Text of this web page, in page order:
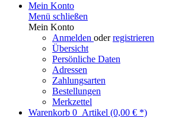
Mein Konto
Menü schließen
Mein Konto
Anmelden oderregistrieren
Übersicht
Persönliche Daten
Adressen
Zahlungsarten
Bestellungen
Merkzettel
Warenkorb 0 Artikel (0,00 € *)